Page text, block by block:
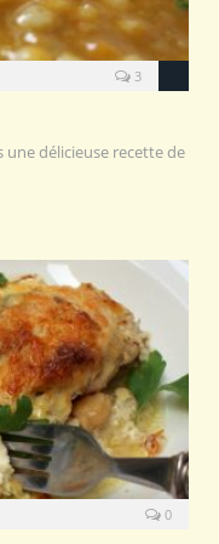
3
une délicieuse recette de
0